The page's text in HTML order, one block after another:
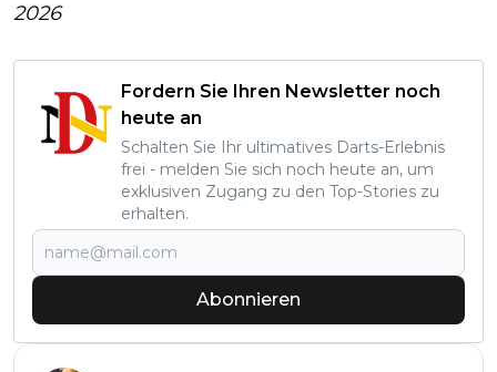
2026
Fordern Sie Ihren Newsletter noch
heute an
Schalten Sie Ihr ultimatives Darts-Erlebnis
frei - melden Sie sich noch heute an, um
exklusiven Zugang zu den Top-Stories zu
erhalten.
Abonnieren